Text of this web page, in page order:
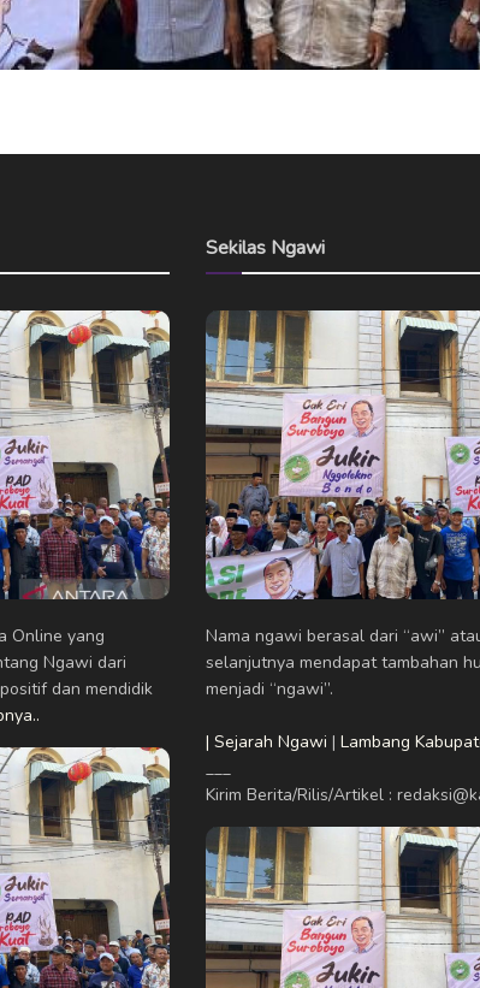
Online yang
Ngawi dari
dan mendidik
Sekilas Ngawi
Nama ngawi berasal dari “awi”
selanjutnya mendapat tambahan
menjadi “ngawi”.
| Sejarah Ngawi | Lambang
___
Kirim Berita/Rilis/Artikel :